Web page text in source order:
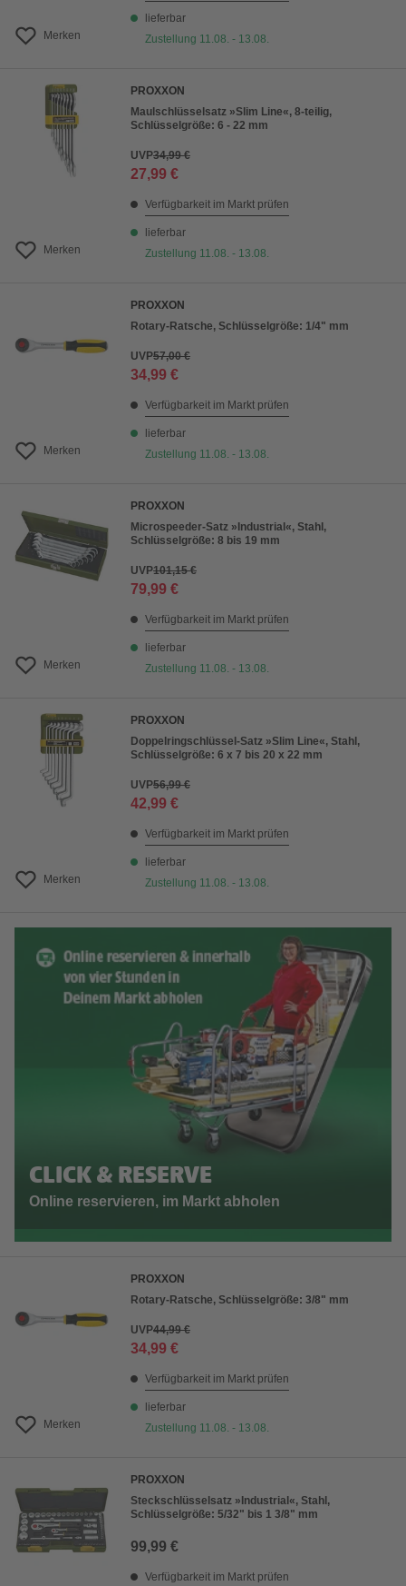
Merken
lieferbar
Zustellung 11.08. - 13.08.
Merken
PROXXON
Maulschlüsselsatz »Slim Line«, 8-teilig,
Schlüsselgröße: 6 - 22 mm
UVP34,99 €
27,99 €
Verfügbarkeit im Markt prüfen
lieferbar
Zustellung 11.08. - 13.08.
Merken
PROXXON
Rotary-Ratsche, Schlüsselgröße: 1/4" mm
UVP57,00 €
34,99 €
Verfügbarkeit im Markt prüfen
lieferbar
Zustellung 11.08. - 13.08.
Merken
PROXXON
Microspeeder-Satz »Industrial«, Stahl,
Schlüsselgröße: 8 bis 19 mm
UVP101,15 €
79,99 €
Verfügbarkeit im Markt prüfen
lieferbar
Zustellung 11.08. - 13.08.
Merken
PROXXON
Doppelringschlüssel-Satz »Slim Line«, Stahl,
Schlüsselgröße: 6 x 7 bis 20 x 22 mm
UVP56,99 €
42,99 €
Verfügbarkeit im Markt prüfen
lieferbar
Zustellung 11.08. - 13.08.
CLICK & RESERVE
Online reservieren, im Markt abholen
Merken
PROXXON
Rotary-Ratsche, Schlüsselgröße: 3/8" mm
UVP44,99 €
34,99 €
Verfügbarkeit im Markt prüfen
lieferbar
Zustellung 11.08. - 13.08.
PROXXON
Steckschlüsselsatz »Industrial«, Stahl,
Schlüsselgröße: 5/32" bis 1 3/8" mm
99,99 €
Verfügbarkeit im Markt prüfen